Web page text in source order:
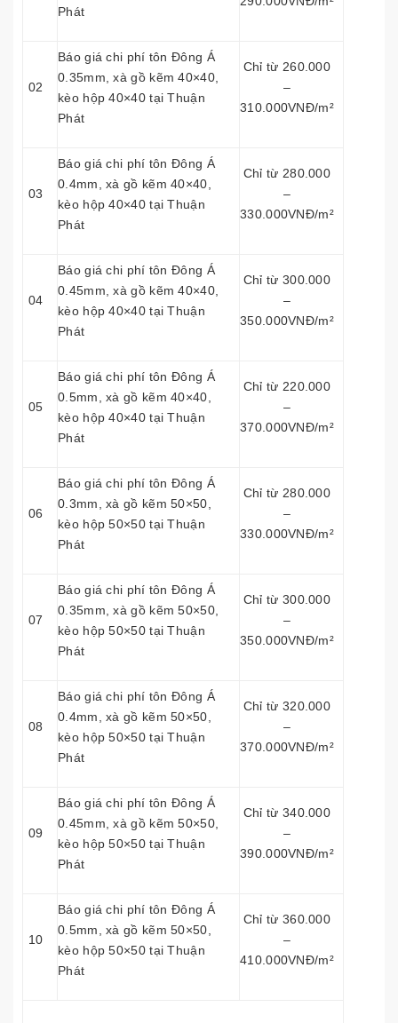
Phát
02
Báo giá chi phí tôn Đông Á
0.35mm, xà gồ kẽm 40×40,
kèo hộp 40×40 tại Thuận
Phát
Chỉ từ 260.000
–
310.000VNĐ/m²
03
Báo giá chi phí tôn Đông Á
0.4mm, xà gồ kẽm 40×40,
kèo hộp 40×40 tại Thuận
Phát
Chỉ từ 280.000
–
330.000VNĐ/m²
04
Báo giá chi phí tôn Đông Á
0.45mm, xà gồ kẽm 40×40,
kèo hộp 40×40 tại Thuận
Phát
Chỉ từ 300.000
–
350.000VNĐ/m²
05
Báo giá chi phí tôn Đông Á
0.5mm, xà gồ kẽm 40×40,
kèo hộp 40×40 tại Thuận
Phát
Chỉ từ 220.000
–
370.000VNĐ/m²
06
Báo giá chi phí tôn Đông Á
0.3mm, xà gồ kẽm 50×50,
kèo hộp 50×50 tại Thuận
Phát
Chỉ từ 280.000
–
330.000VNĐ/m²
07
Báo giá chi phí tôn Đông Á
0.35mm, xà gồ kẽm 50×50,
kèo hộp 50×50 tại Thuận
Phát
Chỉ từ 300.000
–
350.000VNĐ/m²
08
Báo giá chi phí tôn Đông Á
0.4mm, xà gồ kẽm 50×50,
kèo hộp 50×50 tại Thuận
Phát
Chỉ từ 320.000
–
370.000VNĐ/m²
09
Báo giá chi phí tôn Đông Á
0.45mm, xà gồ kẽm 50×50,
kèo hộp 50×50 tại Thuận
Phát
Chỉ từ 340.000
–
390.000VNĐ/m²
10
Báo giá chi phí tôn Đông Á
0.5mm, xà gồ kẽm 50×50,
kèo hộp 50×50 tại Thuận
Phát
Chỉ từ 360.000
–
410.000VNĐ/m²